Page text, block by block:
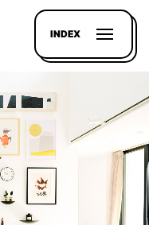
INDEX